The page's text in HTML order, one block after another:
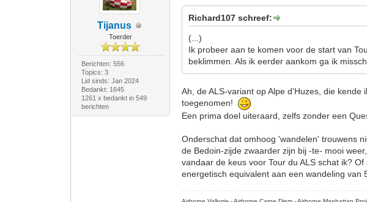
Tijanus
Toerder
Berichten: 556
Topics: 3
Lid sinds: Jan 2024
Bedankt: 1645
1261 x bedankt in 549
berichten
Richard107 schreef:
(...)
Ik probeer aan te komen voor de start van
beklimmen. Als ik eerder aankom ga ik
Ah, de ALS-variant op Alpe d'Huzes, die
toegenomen!
Een prima doel uiteraard, zelfs zonder een
Onderschat dat omhoog 'wandelen' trouwens
de Bedoin-zijde zwaarder zijn bij -te- mooi
vandaar de keus voor Tour du ALS schat ik?
energetisch equivalent aan een wandeling van